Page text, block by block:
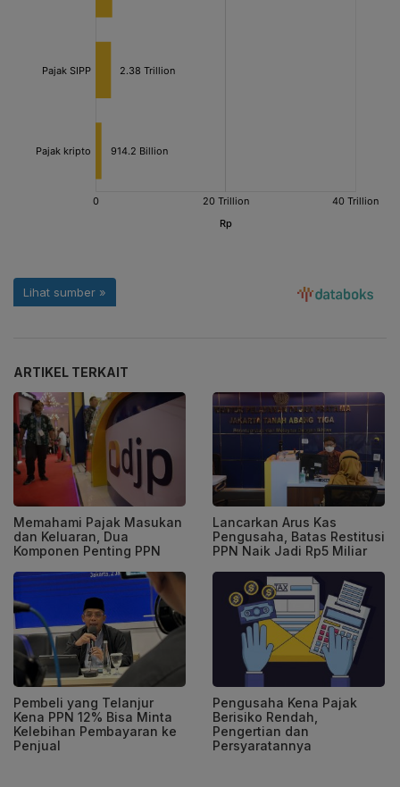
ARTIKEL TERKAIT
Memahami Pajak Masukan
dan Keluaran, Dua
Komponen Penting PPN
Lancarkan Arus Kas
Pengusaha, Batas Restitusi
PPN Naik Jadi Rp5 Miliar
Pembeli yang Telanjur
Kena PPN 12% Bisa Minta
Kelebihan Pembayaran ke
Penjual
Pengusaha Kena Pajak
Berisiko Rendah,
Pengertian dan
Persyaratannya